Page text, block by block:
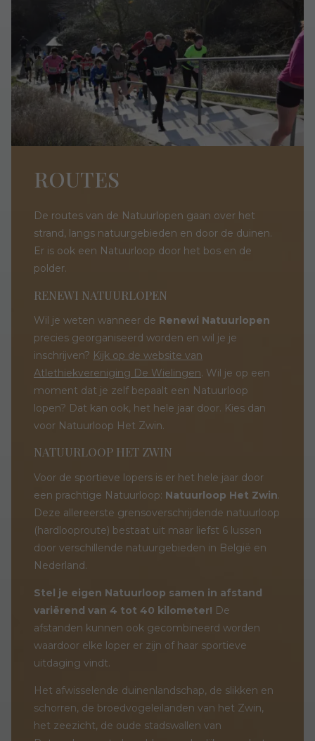
ROUTES
De routes van de Natuurlopen gaan over het
strand, langs natuurgebieden en door de duinen.
Er is ook een Natuurloop door het bos en de
polder.
RENEWI NATUURLOPEN
Wil je weten wanneer de Renewi Natuurlopen
precies georganiseerd worden en wil je je
inschrijven? Kijk op de website van
Atlethiekvereniging De Wielingen. Wil je op een
moment dat je zelf bepaalt een Natuurloop
lopen? Dat kan ook, het hele jaar door. Kies dan
voor Natuurloop Het Zwin.
NATUURLOOP HET ZWIN
Voor de sportieve lopers is er het hele jaar door
een prachtige Natuurloop: Natuurloop Het Zwin.
Deze allereerste grensoverschrijdende natuurloop
(hardlooproute) bestaat uit maar liefst 6 lussen
door verschillende natuurgebieden in België en
Nederland.
Stel je eigen Natuurloop samen in afstand
variërend van 4 tot 40 kilometer! De
afstanden kunnen ook gecombineerd worden
waardoor elke loper er zijn of haar sportieve
uitdaging vindt.
Het afwisselende duinenlandschap, de slikken en
schorren, de broedvogeleilanden van het Zwin,
het zeezicht, de oude stadswallen van